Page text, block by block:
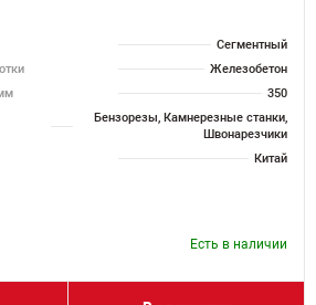
Сегментный
Железобетон
350
Бензорезы, Камнерезные станки,
Швонарезчики
Китай
Есть в наличии